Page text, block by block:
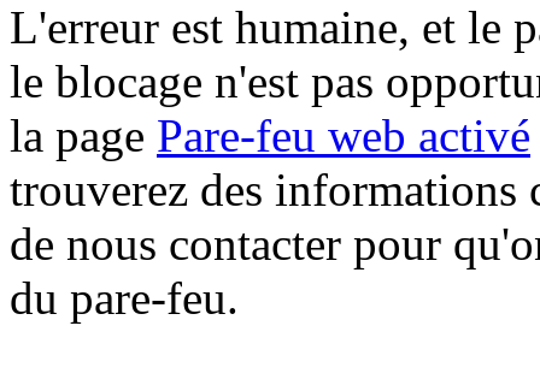
L'erreur est humaine, et le
le blocage n'est pas
la page Pare-feu web activé
trouverez des informations
de nous contacter pour
du pare-feu.